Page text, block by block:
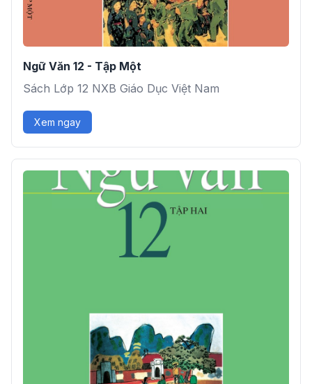
Ngữ Văn 12 - Tập Một
Sách Lớp 12 NXB Giáo Dục Việt Nam
Xem ngay